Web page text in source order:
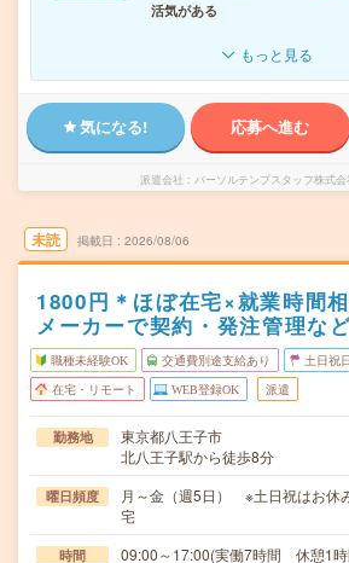
活気がある
もっと見る
気になる! 応募へ進む
派遣会社 パーソルテンプスタッフ株式
未読 掲載日 2026/08/06
1800円＊ほぼ在宅×就業時間
メーカーで契約・発注管理な
職種未経験OK 交通費別途支給あり 土日祝
在宅・リモート WEB登録OK 派遣
勤務地
東京都八王子市
北八王子駅から徒歩8分
曜日頻度
月～金（週5日） ※土日祝はお
宅
時間
09:00～17:00(実働7時間 休憩1